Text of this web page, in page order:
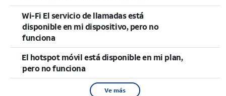
Wi-Fi El servicio de llamadas está
disponible en mi dispositivo, pero no
funciona
El hotspot móvil está disponible en mi plan,
pero no funciona
Ve más